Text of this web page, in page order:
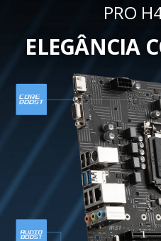
PRO
ELEGÂNCIA